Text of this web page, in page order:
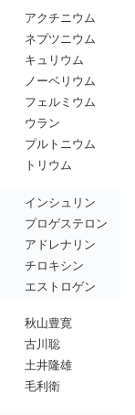
アクチニウム
ネプツニウム
キュリウム
ノーベリウム
フェルミウム
ウラン
プルトニウム
トリウム
インシュリン
プロゲステロン
アドレナリン
チロキシン
エストロゲン
秋山豊寛
古川聡
土井隆雄
毛利衛